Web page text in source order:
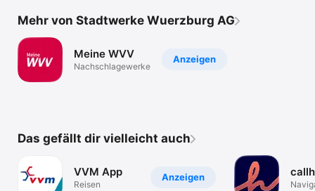
Mehr von Stadtwerke Wuerzburg AG
Anzeigen
Meine WVV
Nachschlagewerke
Das gefällt dir vielleicht auch
Anzeigen
VVM App
Reisen